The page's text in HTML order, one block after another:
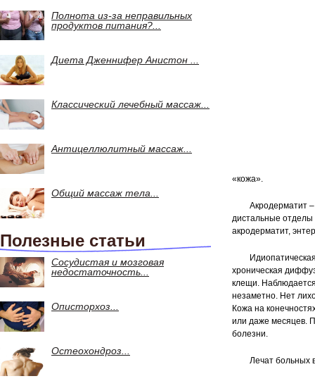
Полнота из-за неправильных
продуктов питания?...
Диета Дженнифер Анистон ...
Классический лечебный массаж...
Антицеллюлитный массаж...
Общий массаж тела...
Полезные статьи
Сосудистая и мозговая
недостаточность...
Описторхоз...
Остеохондроз...
«кожа».
Акродерматит
дистальные отделы
акродерматит,
хроническая
клещи.
незаметно. Нет
Кожа на
или даже месяцев.
болезни.
Лечат больных